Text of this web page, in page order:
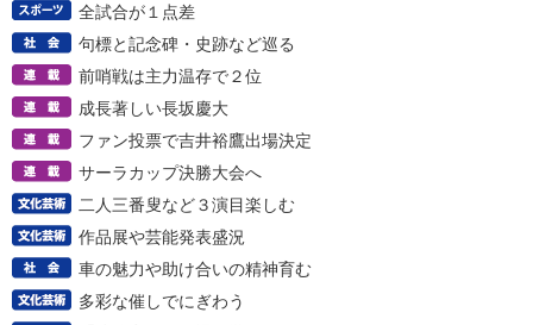
全試合が１点差
句標と記念碑・史跡など巡る
前哨戦は主力温存で２位
成長著しい長坂慶大
ファン投票で吉井裕鷹出場決定
サーラカップ決勝大会へ
二人三番叟など３演目楽しむ
作品展や芸能発表盛況
車の魅力や助け合いの精神育む
多彩な催しでにぎわう